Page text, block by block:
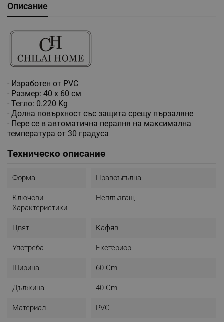
Описание
- Изработен от PVC
- Размер: 40 x 60 см
- Тегло: 0.220 Kg
- Долна повърхност със защита срещу пързаляне
- Пере се в автоматична пералня на максимална
температура от 30 градуса
Техническо описание
Форма Правоъгълна
Ключови
Характеристики
Неплъзгащ
Цвят Кафяв
Употреба Екстериор
Ширина 60 Cm
Дължина 40 Cm
Материал PVC